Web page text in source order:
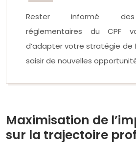
Rester informé des
réglementaires du CPF
d’adapter votre stratégie
saisir de nouvelles
Maximisation de
sur la trajectoire